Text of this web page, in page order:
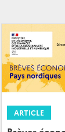
ARTICLE